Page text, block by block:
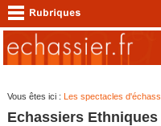
Vous êtes ici : Les spectacles
Echassiers Ethniques